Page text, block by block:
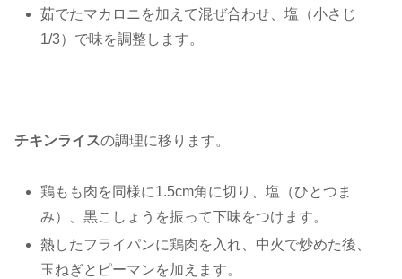
茹でたマカロニを加えて混ぜ合わせ、塩（小さじ
1/3）で味を調整します。
チキンライスの調理に移ります。
鶏もも肉を同様に1.5cm角に切り、塩（ひとつま
み）、黒こしょうを振って下味をつけます。
熱したフライパンに鶏肉を入れ、中火で炒めた後、
玉ねぎとピーマンを加えます。